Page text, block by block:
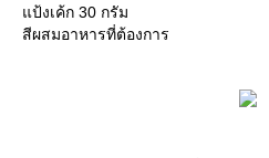
แป้งเค้ก 30 กรัม
สีผสมอาหารที่ต้องการ